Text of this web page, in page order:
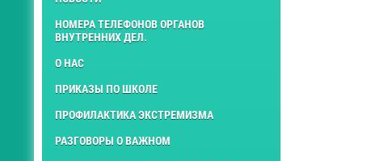
НОМЕРА ТЕЛЕФОНОВ ОРГАНОВ
ВНУТРЕННИХ ДЕЛ.
О НАС
ПРИКАЗЫ ПО ШКОЛЕ
ПРОФИЛАКТИКА ЭКСТРЕМИЗМА
РАЗГОВОРЫ О ВАЖНОМ